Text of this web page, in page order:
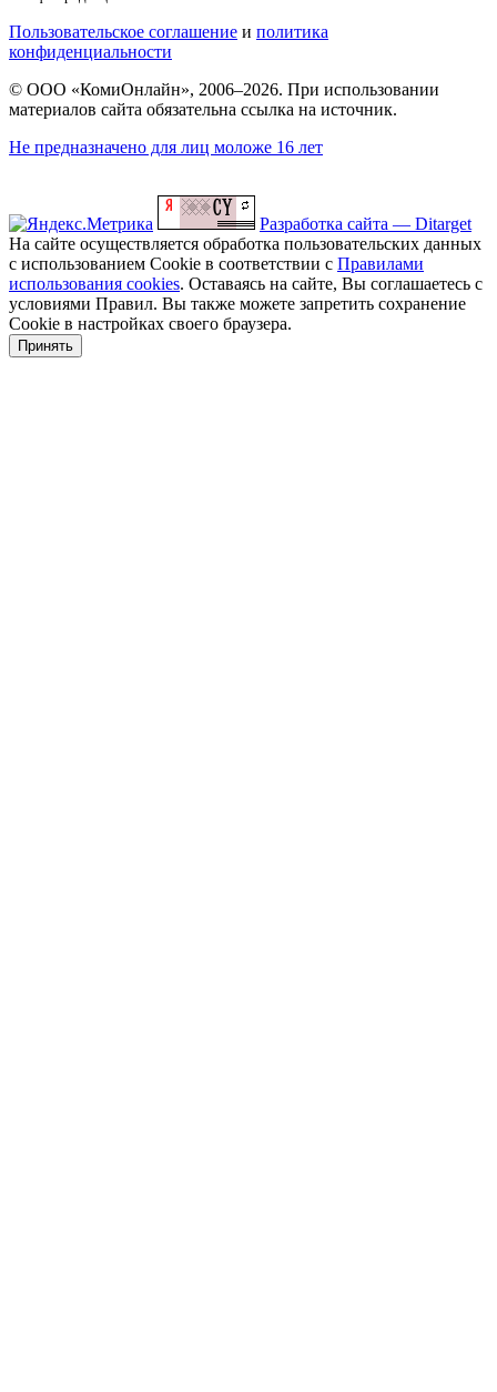
Пользовательское соглашение и политика
конфиденциальности
© ООО «КомиОнлайн», 2006–2026. При использовании
материалов сайта обязательна ссылка на источник.
Не предназначено для лиц моложе 16 лет
Разработка сайта — Ditarget
На сайте осуществляется обработка пользовательских данных
с использованием Cookie в соответствии с Правилами
использования cookies. Оставаясь на сайте, Вы соглашаетесь с
условиями Правил. Вы также можете запретить сохранение
Cookie в настройках своего браузера.
Принять